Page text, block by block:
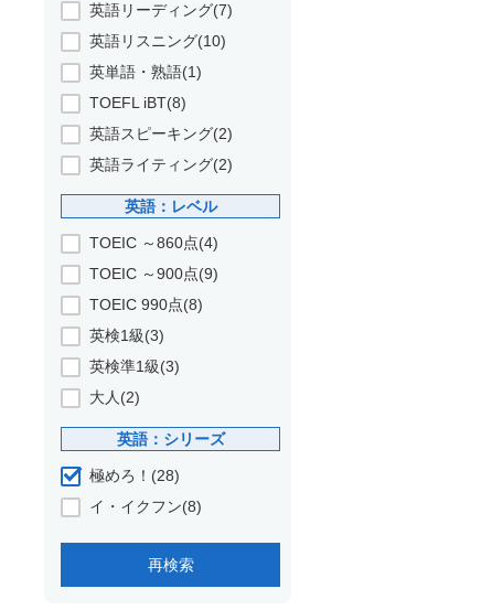
英語リーディング(7)
英語リスニング(10)
英単語・熟語(1)
TOEFL iBT(8)
英語スピーキング(2)
英語ライティング(2)
英語：レベル
TOEIC ～860点(4)
TOEIC ～900点(9)
TOEIC 990点(8)
英検1級(3)
英検準1級(3)
大人(2)
英語：シリーズ
極めろ！(28)
イ・イクフン(8)